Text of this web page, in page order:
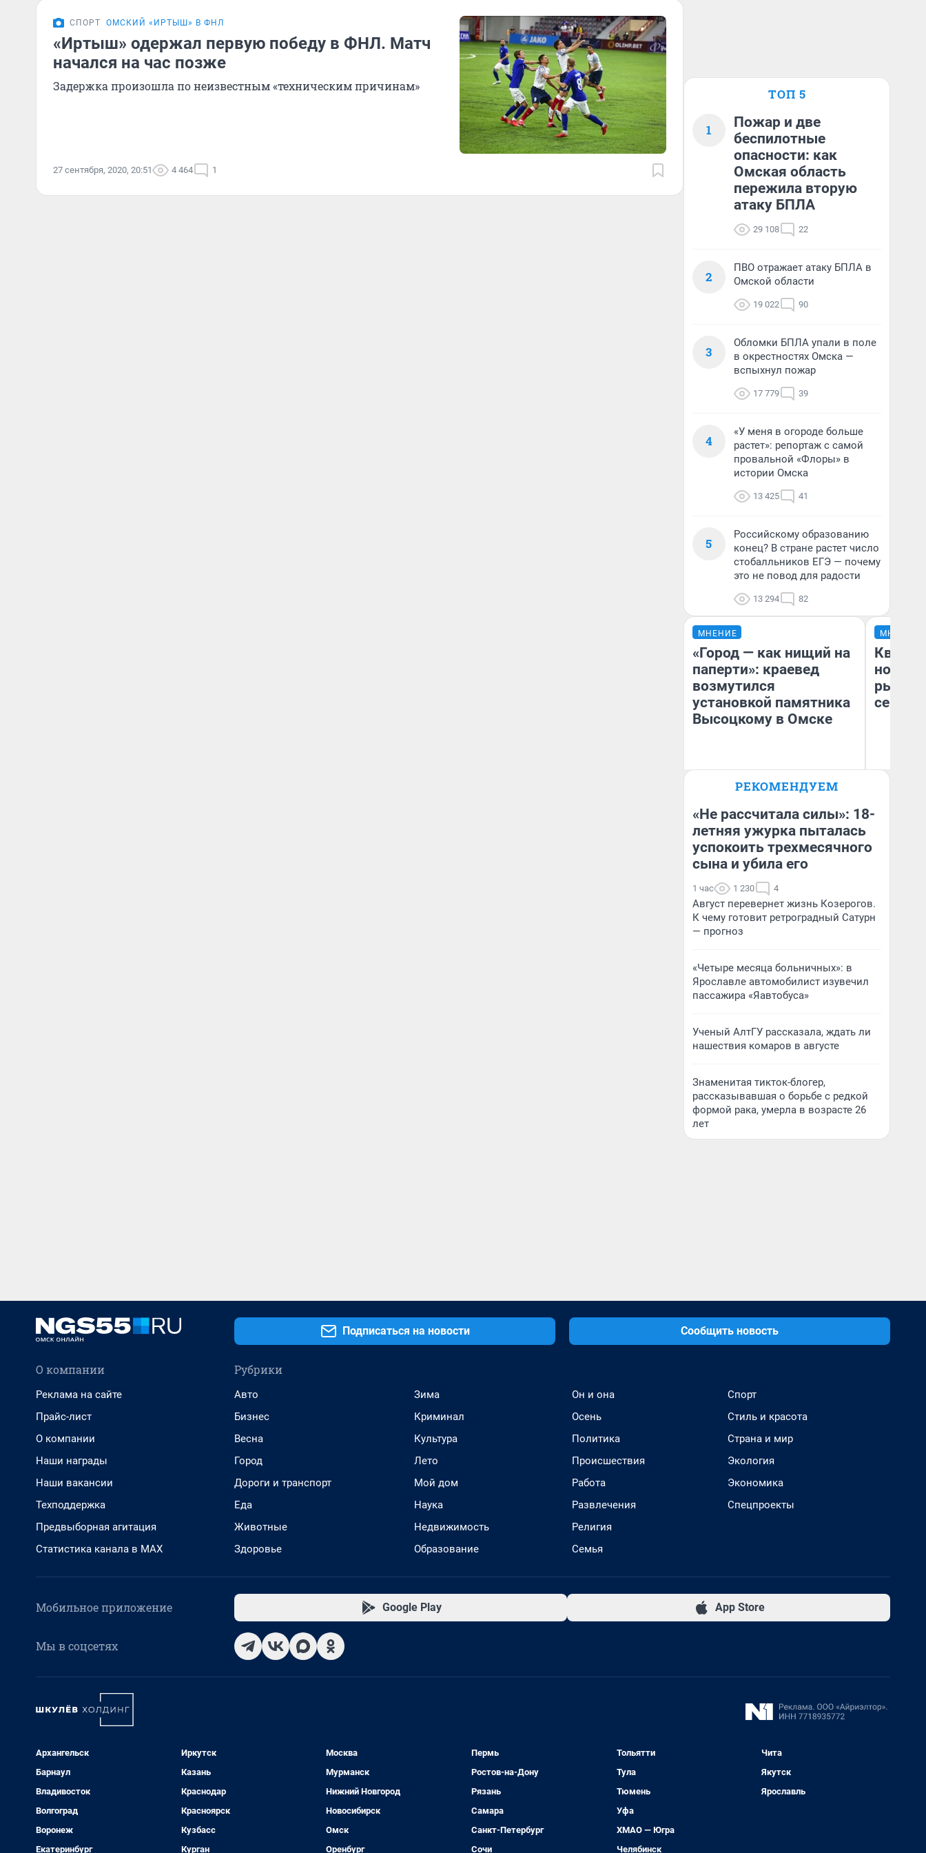
СПОРТ ОМСКИЙ «ИРТЫШ» В ФНЛ
«Иртыш» одержал первую победу в ФНЛ. Матч
начался на час позже
Задержка произошла по неизвестным «техническим причинам»
27 сентября, 2020, 20:51 4 464 1
ТОП 5
1
Пожар и две
беспилотные
опасности: как
Омская область
пережила вторую
атаку БПЛА
29 108 22
2
ПВО отражает атаку БПЛА в
Омской области
19 022 90
3
Обломки БПЛА упали в поле
в окрестностях Омска —
вспыхнул пожар
17 779 39
4
«У меня в огороде больше
растет»: репортаж с самой
провальной «Флоры» в
истории Омска
13 425 41
5
Российскому образованию
конец? В стране растет число
стобалльников ЕГЭ — почему
это не повод для радости
13 294 82
МНЕНИЕ
«Город — как нищий на
паперти»: краевед
возмутился
установкой памятника
Высоцкому в Омске
Игорь Коновалов
МНЕНИЕ
но
рынок
РЕКОМЕНДУЕМ
«Не рассчитала силы»: 18-
летняя ужурка пыталась
успокоить трехмесячного
сына и убила его
1 час 1 230 4
Август перевернет жизнь Козерогов.
К чему готовит ретроградный Сатурн
— прогноз
«Четыре месяца больничных»: в
Ярославле автомобилист изувечил
пассажира «Яавтобуса»
Ученый АлтГУ рассказала, ждать ли
нашествия комаров в августе
Знаменитая тикток-блогер,
рассказывавшая о борьбе с редкой
формой рака, умерла в возрасте 26
лет
Подписаться на новости Сообщить новость
О компании
Реклама на сайте
Прайс-лист
О компании
Наши награды
Наши вакансии
Техподдержка
Предвыборная агитация
Статистика канала в MAX
Рубрики
Авто
Бизнес
Весна
Город
Дороги и транспорт
Еда
Животные
Здоровье
Зима
Криминал
Культура
Лето
Мой дом
Наука
Недвижимость
Образование
Он и она
Осень
Политика
Происшествия
Работа
Развлечения
Религия
Семья
Спорт
Стиль и красота
Страна и мир
Экология
Экономика
Спецпроекты
Мобильное приложение Google Play App Store
Мы в соцсетях
Архангельск
Барнаул
Владивосток
Волгоград
Воронеж
Екатеринбург
Иркутск
Казань
Краснодар
Красноярск
Кузбасс
Курган
Москва
Мурманск
Нижний Новгород
Новосибирск
Омск
Оренбург
Пермь
Ростов-на-Дону
Рязань
Самара
Санкт-Петербург
Сочи
Тольятти
Тула
Тюмень
Уфа
ХМАО — Югра
Челябинск
Чита
Якутск
Ярославль